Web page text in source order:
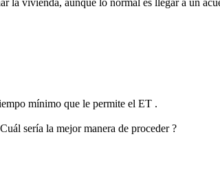
la vivienda, aunque lo normal es llegar a un
mínimo que le permite el ET .
sería la mejor manera de proceder ?